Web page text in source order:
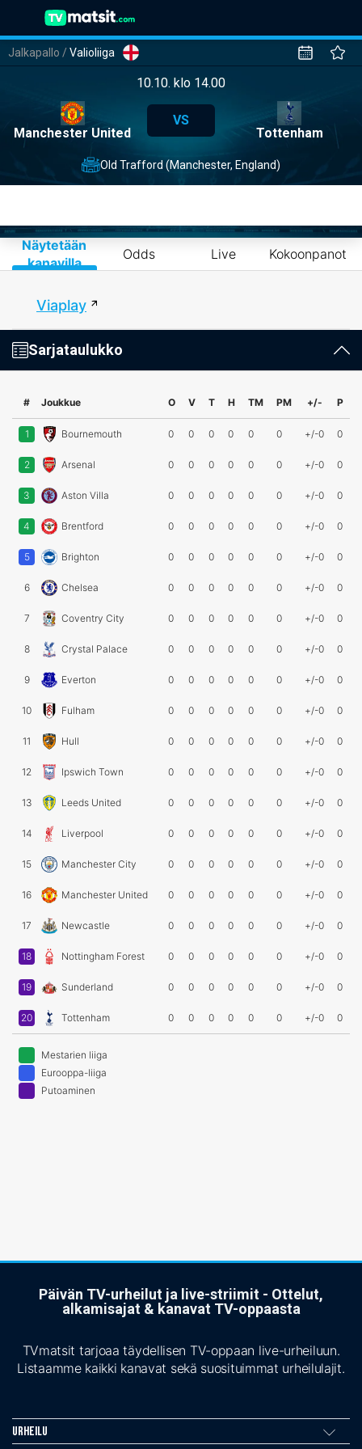
Jalkapallo /Valioliiga
10.10. klo 14.00
Manchester United
VS
Tottenham
Old Trafford (Manchester, England)
Näytetään
kanavilla
Odds Live Kokoonpanot
Viaplay
Sarjataulukko
# Joukkue O V T H TM PM +/- P
1 Bournemouth 0 0 0 0 0 0 +/-0 0
2 Arsenal 0 0 0 0 0 0 +/-0 0
3 Aston Villa 0 0 0 0 0 0 +/-0 0
4 Brentford 0 0 0 0 0 0 +/-0 0
5 Brighton 0 0 0 0 0 0 +/-0 0
6 Chelsea 0 0 0 0 0 0 +/-0 0
7 Coventry City 0 0 0 0 0 0 +/-0 0
8 Crystal Palace 0 0 0 0 0 0 +/-0 0
9 Everton 0 0 0 0 0 0 +/-0 0
10 Fulham 0 0 0 0 0 0 +/-0 0
11 Hull 0 0 0 0 0 0 +/-0 0
12 Ipswich Town 0 0 0 0 0 0 +/-0 0
13 Leeds United 0 0 0 0 0 0 +/-0 0
14 Liverpool 0 0 0 0 0 0 +/-0 0
15 Manchester City 0 0 0 0 0 0 +/-0 0
16 Manchester United 0 0 0 0 0 0 +/-0 0
17 Newcastle 0 0 0 0 0 0 +/-0 0
18 Nottingham Forest 0 0 0 0 0 0 +/-0 0
19 Sunderland 0 0 0 0 0 0 +/-0 0
20 Tottenham 0 0 0 0 0 0 +/-0 0
Mestarien liiga
Eurooppa-liiga
Putoaminen
Päivän TV-urheilut ja live-striimit - Ottelut,
alkamisajat & kanavat TV-oppaasta
TVmatsit tarjoaa täydellisen TV-oppaan live-urheiluun.
Listaamme kaikki kanavat sekä suosituimmat urheilulajit.
Urheilu